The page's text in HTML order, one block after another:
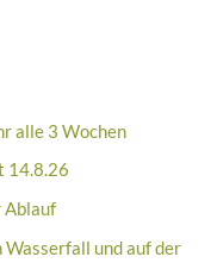
alle 3 Wochen
14.8.26
Ablauf
Wasserfall und auf der